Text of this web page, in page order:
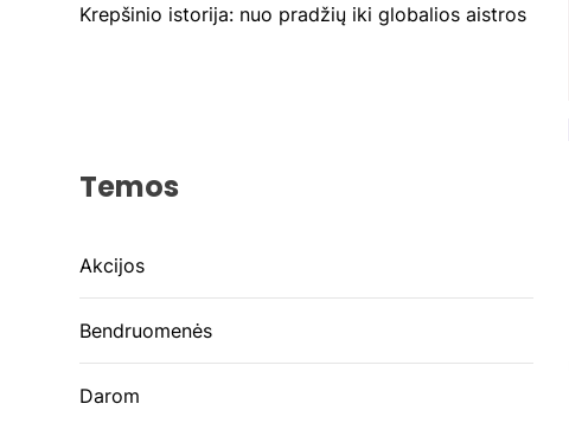
Krepšinio istorija: nuo pradžių iki globalios aistros
Temos
Akcijos
Bendruomenės
Darom